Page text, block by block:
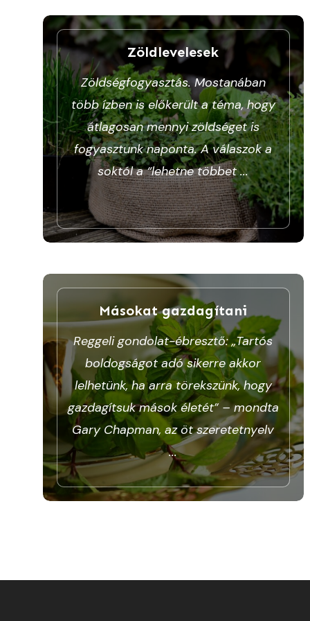
Zöldlevelesek
Zöldségfogyasztás. Mostanában
több ízben is előkerült a téma, hogy
átlagosan mennyi zöldséget is
fogyasztunk naponta. A válaszok a
soktól a “lehetne többet...
Másokat gazdagítani
Reggeli gondolat-ébresztő: „Tartós
boldogságot adó sikerre akkor
lelhetünk, ha arra törekszünk, hogy
gazdagítsuk mások életét” – mondta
Gary Chapman, az öt szeretetnyelv
...